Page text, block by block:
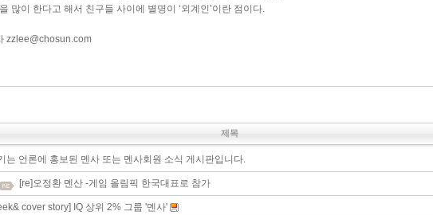
많이 한다고 해서 친구들 사이에 별명이 ‘외계인’이란 점이다.
zzlee@chosun.com
제목
는 언론에 홍보된 멘사 또는 멘사회원 소식 게시판입니다.
[re]오정환 멘산 -게임 올림픽 한국대표로 참가
cover story] IQ 상위 2% 그룹 '멘사'